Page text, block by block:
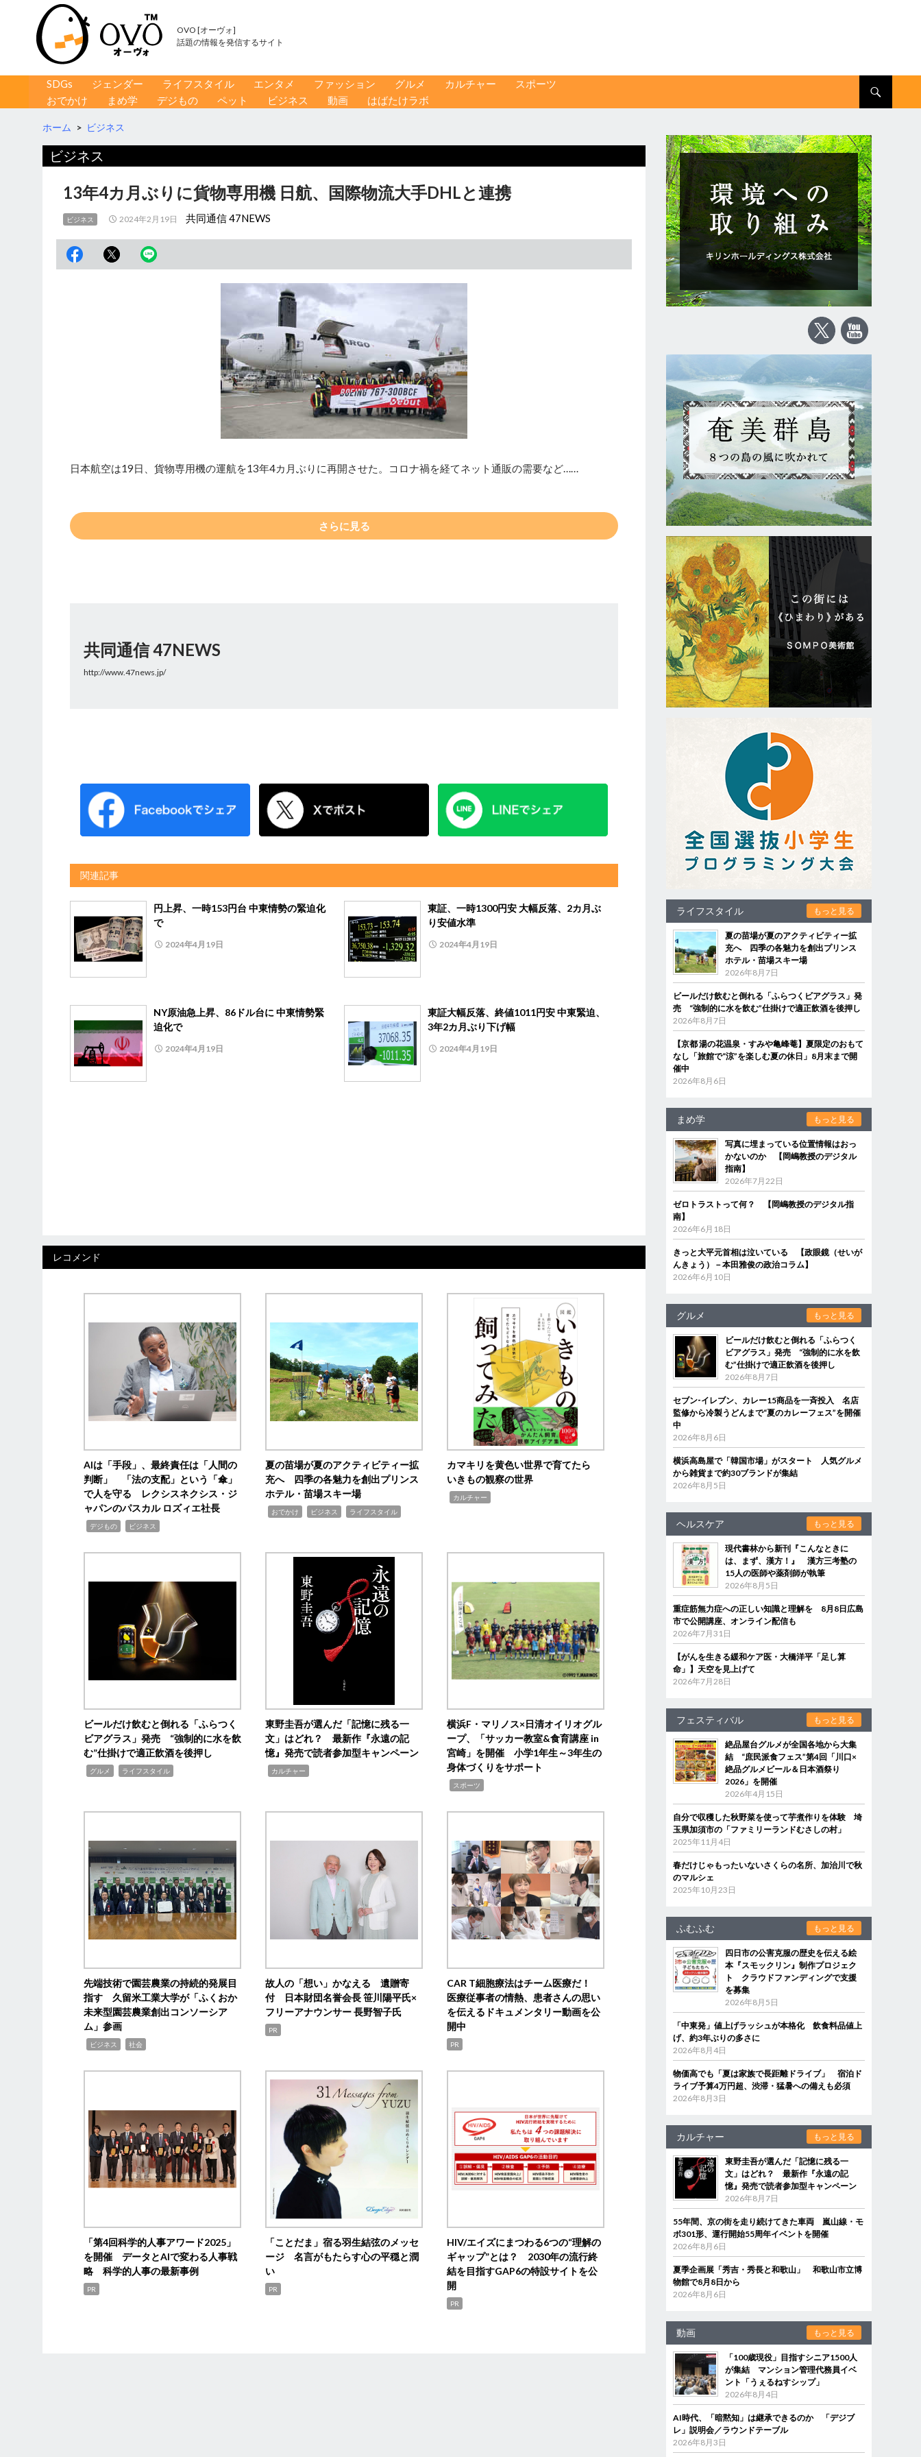
OVO [オーヴォ]
話題の情報を発信するサイト
コンテンツへ移動
SDGs ジェンダー ライフスタイル エンタメ ファッション グルメ カルチャー
スポーツ
おでかけ
まめ学 デジもの ペット ビジネス 動画 はばたけラボ
ホーム > ビジネス
ビジネス
13年4カ月ぶりに貨物専用機 日航、国際物流大手DHLと連携
ビジネス 2024年2月19日 共同通信 47NEWS
日本航空は19日、貨物専用機の運航を13年4カ月ぶりに再開させた。コロナ禍を経てネット通販の需要など……
さらに見る
共同通信 47NEWS
http://www.47news.jp/
関連記事
円上昇、一時153円台 中東情勢の緊迫化
で
2024年4月19日
東証、一時1300円安 大幅反落、2カ月ぶ
り安値水準
2024年4月19日
NY原油急上昇、86ドル台に 中東情勢緊
迫化で
2024年4月19日
東証大幅反落、終値1011円安 中東緊迫、
3年2カ月ぶり下げ幅
2024年4月19日
レコメンド
AIは「手段」、最終責任は「人間の
判断」 「法の支配」という「傘」
で人を守る レクシスネクシス・ジ
ャパンのパスカル ロズィエ社長
デジもの ビジネス
夏の苗場が夏のアクティビティー拡
充へ 四季の各魅力を創出プリンス
ホテル・苗場スキー場
おでかけ ビジネス ライフスタイル
カマキリを黄色い世界で育てたら
いきもの観察の世界
カルチャー
ビールだけ飲むと倒れる「ふらつく
ビアグラス」発売 “強制的に水を飲
む”仕掛けで適正飲酒を後押し
グルメ ライフスタイル
東野圭吾が選んだ「記憶に残る一
文」はどれ？ 最新作『永遠の記
憶』発売で読者参加型キャンペーン
カルチャー
横浜F・マリノス×日清オイリオグル
ープ、「サッカー教室&食育講座 in
宮崎」を開催 小学1年生～3年生の
身体づくりをサポート
スポーツ
先端技術で園芸農業の持続的発展目
指す 久留米工業大学が「ふくおか
未来型園芸農業創出コンソーシア
ム」参画
ビジネス 社会
故人の「想い」かなえる 遺贈寄
付 日本財団名誉会長 笹川陽平氏×
フリーアナウンサー 長野智子氏
PR
CAR T細胞療法はチーム医療だ！
医療従事者の情熱、患者さんの思い
を伝えるドキュメンタリー動画を公
開中
PR
「第4回科学的人事アワード2025」
を開催 データとAIで変わる人事戦
略 科学的人事の最新事例
PR
「ことだま」宿る羽生結弦のメッセ
ージ 名言がもたらす心の平穏と潤
い
PR
HIV/エイズにまつわる6つの“理解の
ギャップ”とは？ 2030年の流行終
結を目指すGAP6の特設サイトを公
開
PR
ライフスタイル もっと見る
夏の苗場が夏のアクティビティー拡
充へ 四季の各魅力を創出プリンス
ホテル・苗場スキー場
2026年8月7日
ビールだけ飲むと倒れる「ふらつくビアグラス」発
売 “強制的に水を飲む”仕掛けで適正飲酒を後押し
2026年8月7日
【京都 湯の花温泉・すみや亀峰菴】夏限定のおもて
なし「旅館で“涼”を楽しむ夏の休日」8月末まで開
催中
2026年8月6日
まめ学 もっと見る
写真に埋まっている位置情報はおっ
かないのか 【岡嶋教授のデジタル
指南】
2026年7月22日
ゼロトラストって何？ 【岡嶋教授のデジタル指
南】
2026年6月18日
きっと大平元首相は泣いている 【政眼鏡（せいが
んきょう）－本田雅俊の政治コラム】
2026年6月10日
グルメ もっと見る
ビールだけ飲むと倒れる「ふらつく
ビアグラス」発売 “強制的に水を飲
む”仕掛けで適正飲酒を後押し
2026年8月7日
セブン‐イレブン、カレー15商品を一斉投入 名店
監修から冷製うどんまで“夏のカレーフェス”を開催
中
2026年8月6日
横浜高島屋で「韓国市場」がスタート 人気グルメ
から雑貨まで約30ブランドが集結
2026年8月5日
ヘルスケア もっと見る
現代書林から新刊『こんなときに
は、まず、漢方！』 漢方三考塾の
15人の医師や薬剤師が執筆
2026年8月5日
重症筋無力症への正しい知識と理解を 8月8日広島
市で公開講座、オンライン配信も
2026年7月31日
【がんを生きる緩和ケア医・大橋洋平「足し算
命」】天空を見上げて
2026年7月28日
フェスティバル もっと見る
絶品屋台グルメが全国各地から大集
結 “庶民派食フェス”第4回「川口×
絶品グルメビール＆日本酒祭り
2026」を開催
2026年4月15日
自分で収穫した秋野菜を使って芋煮作りを体験 埼
玉県加須市の「ファミリーランドむさしの村」
2025年11月4日
春だけじゃもったいないさくらの名所、加治川で秋
のマルシェ
2025年10月23日
ふむふむ もっと見る
四日市の公害克服の歴史を伝える絵
本『スモックリン』制作プロジェク
ト クラウドファンディングで支援
を募集
2026年8月5日
「中東発」値上げラッシュが本格化 飲食料品値上
げ、約3年ぶりの多さに
2026年8月4日
物価高でも「夏は家族で長距離ドライブ」 宿泊ド
ライブ予算4万円超、渋滞・猛暑への備えも必須
2026年8月3日
カルチャー もっと見る
東野圭吾が選んだ「記憶に残る一
文」はどれ？ 最新作『永遠の記
憶』発売で読者参加型キャンペーン
2026年8月7日
55年間、京の街を走り続けてきた車両 嵐山線・モ
ボ301形、運行開始55周年イベントを開催
2026年8月6日
夏季企画展「秀吉・秀長と和歌山」 和歌山市立博
物館で8月8日から
2026年8月6日
動画 もっと見る
「100歳現役」目指すシニア1500人
が集結 マンション管理代務員イベ
ント「うぇるねすシップ」
2026年8月4日
AI時代、「暗黙知」は継承できるのか 「デジブ
レ」説明会／ラウンドテーブル
2026年8月3日